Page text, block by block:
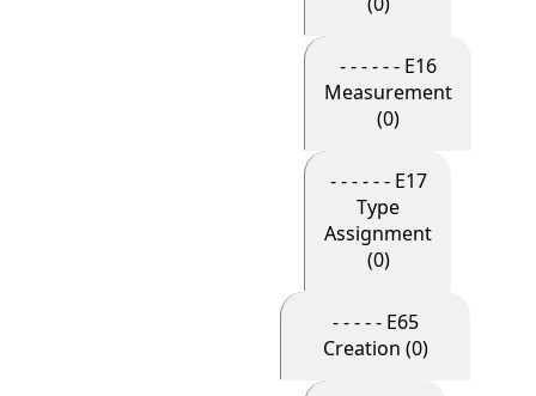
- - - - - - E16
Measurement
(0)
- - - - - - E17
Type
Assignment
(0)
- - - - - E65
Creation (0)